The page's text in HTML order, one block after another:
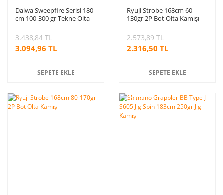
Daiwa Sweepfire Serisi 180
cm 100-300 gr Tekne Olta
3.094,96 TL
3.438,84 TL
SEPETE EKLE
Ryuji Strobe 168cm 60-
130gr 2P Bot Olta Kamışı
2.316,50 TL
2.573,89 TL
SEPETE EKLE
%10
indirim
%10